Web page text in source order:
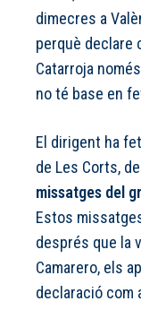
dimecres a
perquè declare
Catarroja
no té base en
El dirigent ha
de Les Corts,
missatges del
Estos
després que la
Camarero, els
declaració com